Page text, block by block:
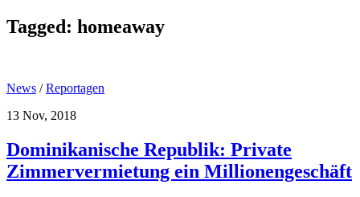
Tagged: homeaway
News /Reportagen
13 Nov, 2018
Dominikanische Republik: Private
Zimmervermietung ein Millionengeschäft